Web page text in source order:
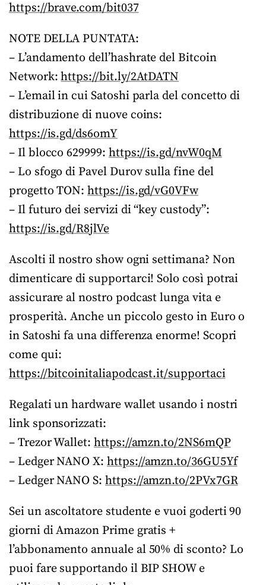
https://brave.com/bit037
NOTE DELLA PUNTATA:
– L’andamento dell’hashrate del Bitcoin
Network:https://bit.ly/2AtDATN
– L’email in cui Satoshi parla del concetto di
distribuzione di nuove coins:
https://is.gd/ds6omY
– Il blocco 629999: https://is.gd/nvW0qM
– Lo sfogo di Pavel Durov sulla fine del
progetto TON:https://is.gd/vG0VFw
– Il futuro dei servizi di “key custody”:
https://is.gd/R8jlVe
Ascolti il nostro show ogni settimana? Non
dimenticare di supportarci! Solo così potrai
assicurare al nostro podcast lunga vita e
prosperità. Anche un piccolo gesto in Euro o
in Satoshi fa una differenza enorme! Scopri
come qui:
https://bitcoinitaliapodcast.it/supportaci
Regalati un hardware wallet usando i nostri
link sponsorizzati:
– Trezor Wallet: https://amzn.to/2NS6mQP
– Ledger NANO X: https://amzn.to/36GU5Yf
– Ledger NANO S: https://amzn.to/2PVx7GR
Sei un ascoltatore studente e vuoi goderti 90
giorni di Amazon Prime gratis +
l’abbonamento annuale al 50% di sconto? Lo
puoi fare supportando il BIP SHOW e